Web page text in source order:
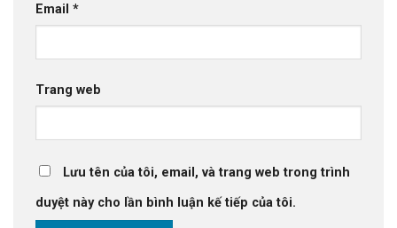
Email *
Trang web
Lưu tên của tôi, email, và trang web trong trình
duyệt này cho lần bình luận kế tiếp của tôi.